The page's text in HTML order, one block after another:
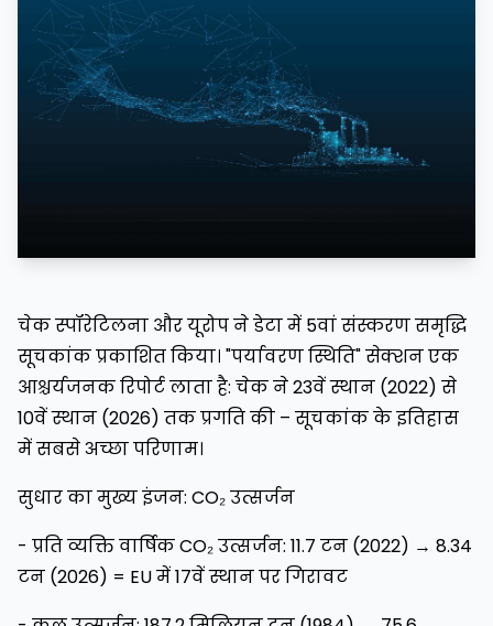
चेक स्पॉरेटिलना और यूरोप ने डेटा में 5वां संस्करण समृद्धि
सूचकांक प्रकाशित किया। "पर्यावरण स्थिति" सेक्शन एक
आश्चर्यजनक रिपोर्ट लाता है: चेक ने 23वें स्थान (2022) से
10वें स्थान (2026) तक प्रगति की – सूचकांक के इतिहास
में सबसे अच्छा परिणाम।
सुधार का मुख्य इंजन: CO₂ उत्सर्जन
- प्रति व्यक्ति वार्षिक CO₂ उत्सर्जन: 11.7 टन (2022) → 8.34
टन (2026) = EU में 17वें स्थान पर गिरावट